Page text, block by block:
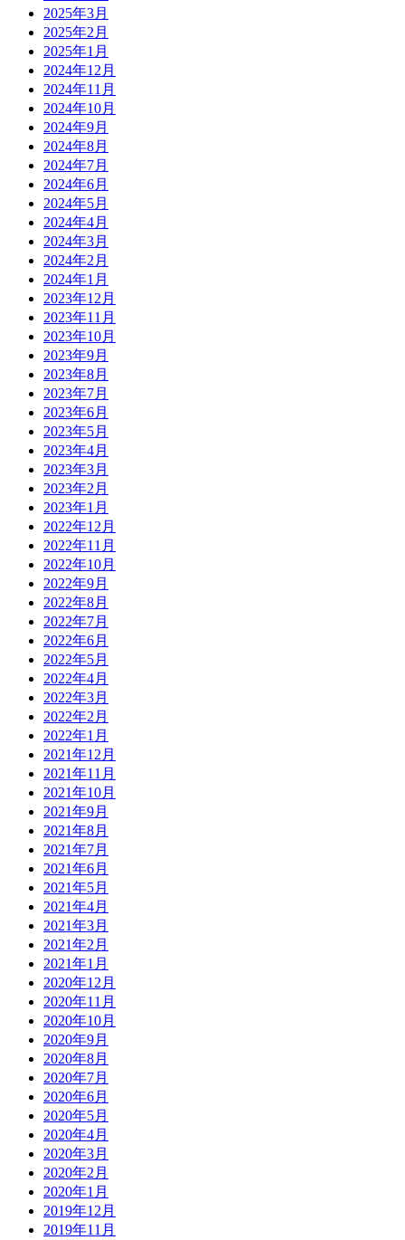
2025年3月
2025年2月
2025年1月
2024年12月
2024年11月
2024年10月
2024年9月
2024年8月
2024年7月
2024年6月
2024年5月
2024年4月
2024年3月
2024年2月
2024年1月
2023年12月
2023年11月
2023年10月
2023年9月
2023年8月
2023年7月
2023年6月
2023年5月
2023年4月
2023年3月
2023年2月
2023年1月
2022年12月
2022年11月
2022年10月
2022年9月
2022年8月
2022年7月
2022年6月
2022年5月
2022年4月
2022年3月
2022年2月
2022年1月
2021年12月
2021年11月
2021年10月
2021年9月
2021年8月
2021年7月
2021年6月
2021年5月
2021年4月
2021年3月
2021年2月
2021年1月
2020年12月
2020年11月
2020年10月
2020年9月
2020年8月
2020年7月
2020年6月
2020年5月
2020年4月
2020年3月
2020年2月
2020年1月
2019年12月
2019年11月